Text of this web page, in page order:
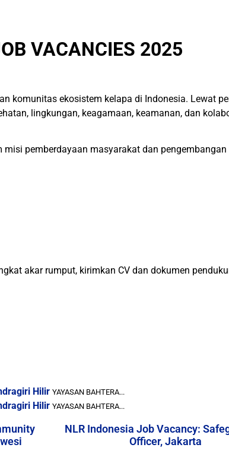
VACANCIES 2025
komunitas ekosistem kelapa di Indonesia. Lewat
lingkungan, keagamaan, keamanan, dan
pemberdayaan masyarakat dan
akar rumput, kirimkan CV dan dokumen
Hilir YAYASAN BAHTERA...
Hilir YAYASAN BAHTERA...
NLR Indonesia Job Vacancy:
Officer, Jakarta